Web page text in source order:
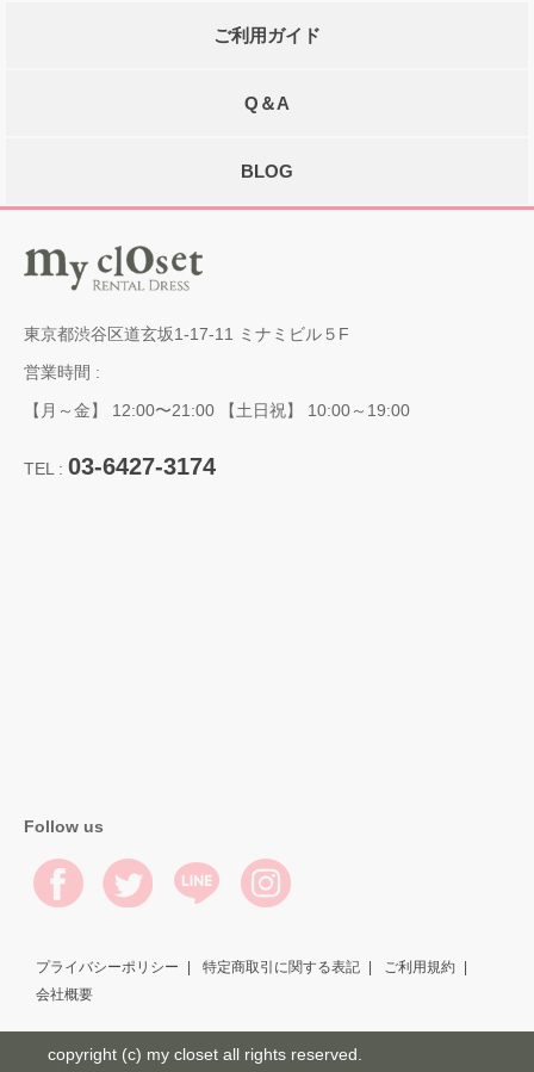
ご利用ガイド
Q＆A
BLOG
東京都渋谷区道玄坂1-17-11 ミナミビル５F
営業時間 :
【月～金】 12:00〜21:00 【土日祝】 10:00～19:00
TEL : 03-6427-3174
Follow us
プライバシーポリシー 特定商取引に関する表記
ご利用規約
会社概要
copyright (c) my closet all rights reserved.